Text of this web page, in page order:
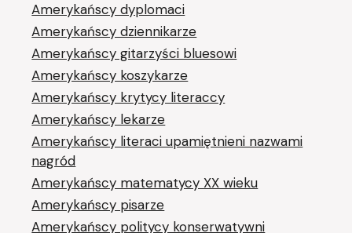
Amerykańscy dyplomaci
Amerykańscy dziennikarze
Amerykańscy gitarzyści bluesowi
Amerykańscy koszykarze
Amerykańscy krytycy literaccy
Amerykańscy lekarze
Amerykańscy literaci upamiętnieni nazwami
nagród
Amerykańscy matematycy XX wieku
Amerykańscy pisarze
Amerykańscy politycy konserwatywni